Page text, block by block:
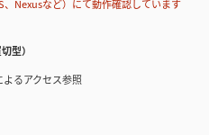
、Nexusなど）にて動作確認しています
型）
るアクセス参照